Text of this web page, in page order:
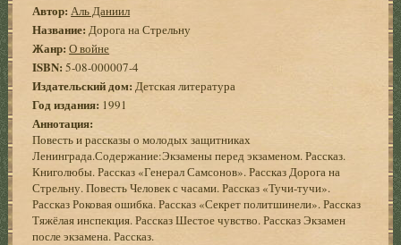
Автор: Аль Даниил
Название: Дорога на Стрельну
Жанр: О войне
ISBN: 5-08-000007-4
Издательский дом:Детская литература
Год издания: 1991
Аннотация:
Повесть и рассказы о молодых защитниках
Ленинграда.Содержание:Экзамены перед экзаменом. Рассказ.
Книголюбы. Рассказ «Генерал Самсонов». Рассказ Дорога на
Стрельну. Повесть Человек с часами. Рассказ «Тучи-тучи».
Рассказ Роковая ошибка. Рассказ «Секрет политшинели». Рассказ
Тяжёлая инспекция. Рассказ Шестое чувство. Рассказ Экзамен
после экзамена. Рассказ.